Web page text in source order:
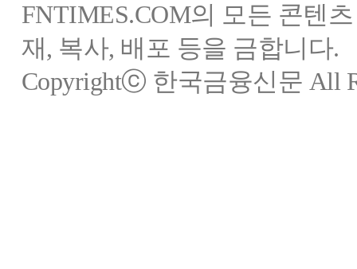
FNTIMES.COM의 모든 콘텐
재, 복사, 배포 등을 금합니다.
Copyrightⓒ 한국금융신문 All